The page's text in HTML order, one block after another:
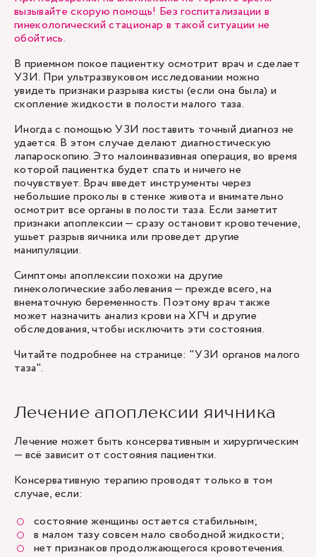
вызывайте скорую помощь! Без госпитализации в
гинекологический стационар в такой ситуации не
обойтись.
В приемном покое пациентку осмотрит врач и сделает
УЗИ. При ультразвуковом исследовании можно
увидеть признаки разрыва кисты (если она была) и
скопление жидкости в полости малого таза.
Иногда с помощью УЗИ поставить точный диагноз не
удается. В этом случае делают диагностическую
лапароскопию. Это малоинвазивная операция, во время
которой пациентка будет спать и ничего не
почувствует. Врач введет инструменты через
небольшие проколы в стенке живота и внимательно
осмотрит все органы в полости таза. Если заметит
признаки апоплексии — сразу остановит кровотечение,
ушьет разрыв яичника или проведет другие
манипуляции.
Симптомы апоплексии похожи на другие
гинекологические заболевания — прежде всего, на
внематочную беременность. Поэтому врач также
может назначить анализ крови на ХГЧ и другие
обследования, чтобы исключить эти состояния.
Читайте подробнее на странице: "УЗИ органов малого
таза".
Лечение апоплексии яичника
Лечение может быть консервативным и хирургическим
— всё зависит от состояния пациентки.
Консервативную терапию проводят только в том
случае, если:
состояние женщины остается стабильным;
в малом тазу совсем мало свободной жидкости;
нет признаков продолжающегося кровотечения.